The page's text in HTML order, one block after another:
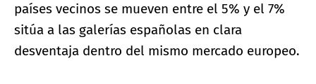
países vecinos se mueven entre el 5% y el 7%
sitúa a las galerías españolas en clara
desventaja dentro del mismo mercado europeo.